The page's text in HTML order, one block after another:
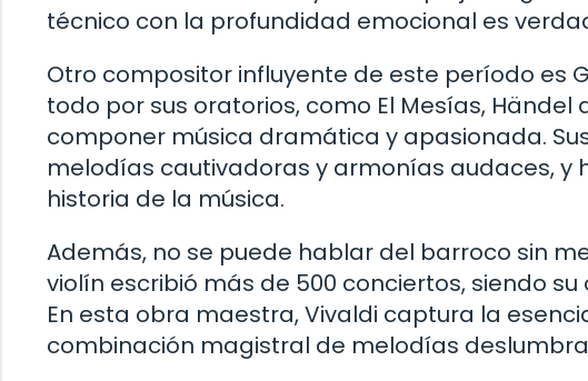
técnico con la profundidad emocional es
Otro compositor influyente de este período es
todo por sus oratorios, como El Mesías,
componer música dramática y apasionada.
melodías cautivadoras y armonías audaces, y
historia de la música.
Además, no se puede hablar del barroco sin
violín escribió más de 500 conciertos, siendo
En esta obra maestra, Vivaldi captura la
combinación magistral de melodías